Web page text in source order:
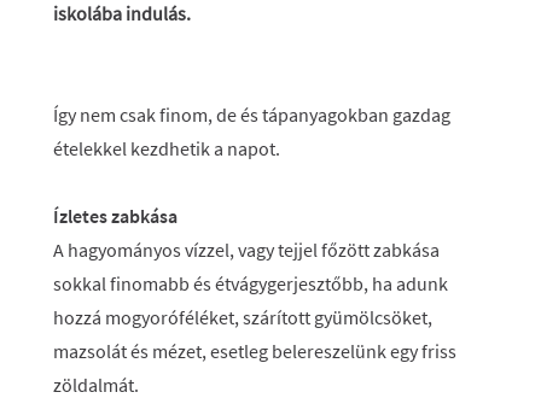
iskolába indulás.
Így nem csak finom, de és tápanyagokban gazdag
ételekkel kezdhetik a napot.
Ízletes zabkása
A hagyományos vízzel, vagy tejjel főzött zabkása
sokkal finomabb és étvágygerjesztőbb, ha adunk
hozzá mogyoróféléket, szárított gyümölcsöket,
mazsolát és mézet, esetleg belereszelünk egy friss
zöldalmát.